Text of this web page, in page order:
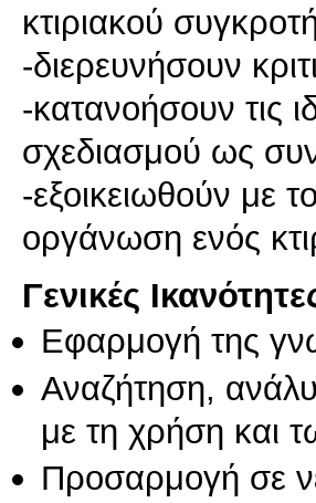
κτιριακού
-διερευνήσουν
-κατανοήσουν τις
σχεδιασμού ως
-εξοικειωθούν με
οργάνωση ενός
Γενικές
Εφαρμογή της
Αναζήτηση,
με τη χρήση και
Προσαρμογή σε